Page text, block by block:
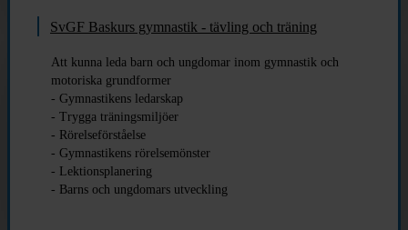
SvGF Baskurs gymnastik - tävling och träning
Att kunna leda barn och ungdomar inom gymnastik och
motoriska grundformer
- Gymnastikens ledarskap
- Trygga träningsmiljöer
- Rörelseförståelse
- Gymnastikens rörelsemönster
- Lektionsplanering
- Barns och ungdomars utveckling